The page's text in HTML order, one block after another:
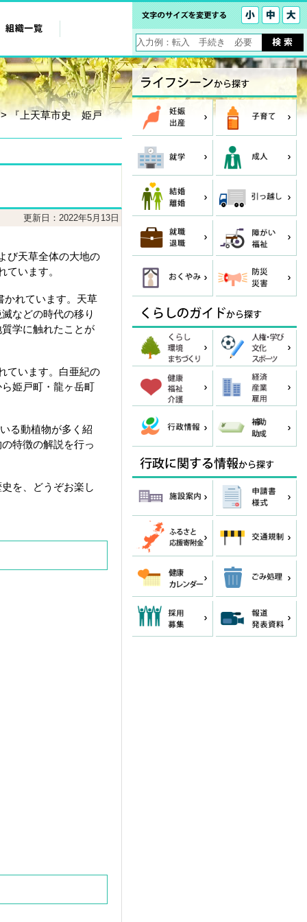
『上天草市史 姫戸
更新日：2022年5月13日
天草全体の大地の
います。
れています。天草
などの時代の移り
学に触れたことが
ています。白亜紀の
姫戸町・龍ヶ岳町
る動植物が多く紹
特徴の解説を行っ
を、どうぞお楽し